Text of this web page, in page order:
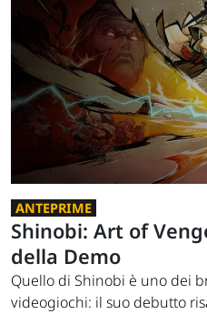
ANTEPRIME
Shinobi: Art of
della Demo
Quello di Shinobi è uno dei
videogiochi: il suo debutto